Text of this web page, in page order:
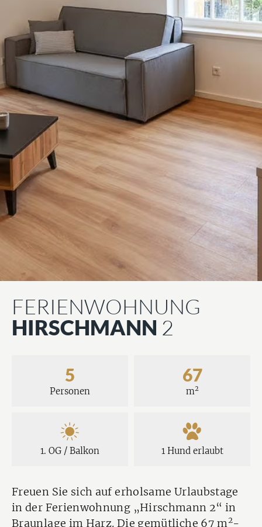
FERIENWOHNUNG
HIRSCHMANN 2
5
Personen
67
m2
1. OG / Balkon 1 Hund erlaubt
Freuen Sie sich auf erholsame Urlaubstage
in der Ferienwohnung „Hirschmann 2“ in
Braunlage im Harz. Die gemütliche 67 m2-